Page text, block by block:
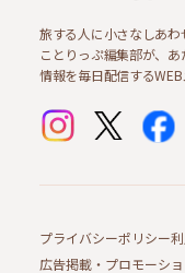
旅する人に小さなしあわ
ことりっぷ編集部が、
情報を毎日配信するWEB
プライバシーポリシー
広告掲載・プロモーシ